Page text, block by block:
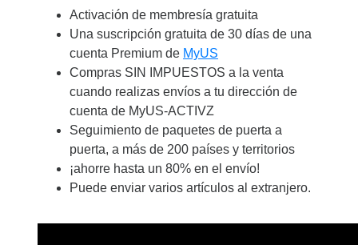
Activación de membresía gratuita
Una suscripción gratuita de 30 días de una
cuenta Premium de MyUS
Compras SIN IMPUESTOS a la venta
cuando realizas envíos a tu dirección de
cuenta de MyUS-ACTIVZ
Seguimiento de paquetes de puerta a
puerta, a más de 200 países y territorios
¡ahorre hasta un 80% en el envío!
Puede enviar varios artículos al extranjero.